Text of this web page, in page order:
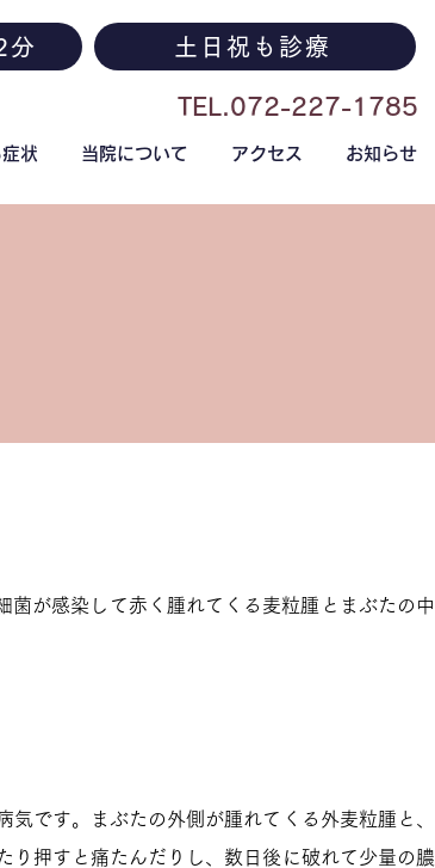
分 土日祝も診療
TEL.072-227-1785
状 当院について アクセス お知らせ
菌が感染して赤く腫れてくる麦粒腫とまぶたの中
です。まぶたの外側が腫れてくる外麦粒腫と、
り押すと痛たんだりし、数日後に破れて少量の膿